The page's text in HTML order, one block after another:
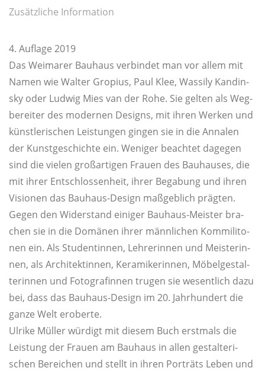
Zusätzliche Information
4. Auf­la­ge 2019
Das Wei­ma­rer Bau­haus ver­bin­det man vor allem mit
Namen wie Wal­ter Gro­pi­us, Paul Klee, Was­si­ly Kan­din­
sky oder Lud­wig Mies van der Rohe. Sie gel­ten als Weg­
be­rei­ter des moder­nen Designs, mit ihren Wer­ken und
künst­le­ri­schen Leis­tun­gen gin­gen sie in die Anna­len
der Kunst­ge­schich­te ein. Weni­ger beach­tet dage­gen
sind die vie­len groß­ar­ti­gen Frau­en des Bau­hau­ses, die
mit ihrer Ent­schlos­sen­heit, ihrer Bega­bung und ihren
Visio­nen das Bau­haus-Design maß­geb­lich präg­ten.
Gegen den Wider­stand eini­ger Bau­haus-Meis­ter bra­
chen sie in die Domä­nen ihrer männ­li­chen Kom­mi­li­to­
nen ein. Als Stu­den­tin­nen, Leh­re­rin­nen und Meis­te­rin­
nen, als Archi­tek­tin­nen, Kera­mi­ke­rin­nen, Möbel­ge­stal­
te­rin­nen und Foto­gra­fin­nen tru­gen sie wesent­lich dazu
bei, dass das Bau­haus-Design im 20. Jahr­hun­dert die
gan­ze Welt eroberte.
Ulri­ke Mül­ler wür­digt mit die­sem Buch erst­mals die
Leis­tung der Frau­en am Bau­haus in allen gestal­te­ri­
schen Berei­chen und stellt in ihren Por­träts Leben und